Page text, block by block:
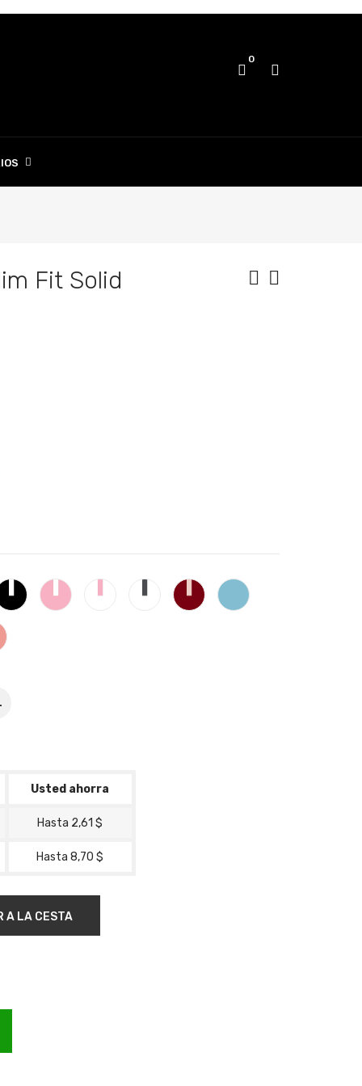
0
Fit Solid
Black-
White
Pink-
White
White-
Gray
CabernetVerde
azulado
Salmón
Usted ahorra
Hasta 2,61 $
Hasta 8,70 $
A LA CESTA